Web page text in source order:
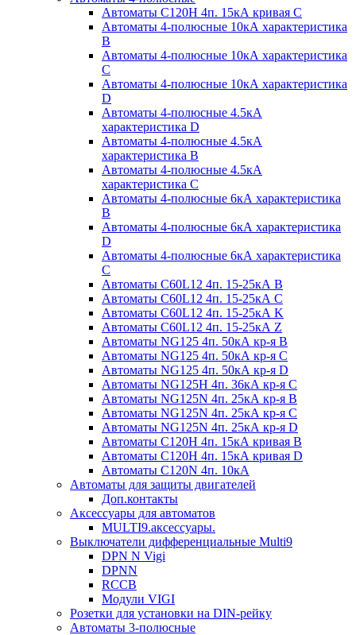
Автоматы С120H 4п. 15кА кривая C
Автоматы 4-полюсные 10кА характеристика
B
Автоматы 4-полюсные 10кА характеристика
C
Автоматы 4-полюсные 10кА характеристика
D
Автоматы 4-полюсные 4.5кА
характеристика D
Автоматы 4-полюсные 4.5кА
характеристика В
Автоматы 4-полюсные 4.5кА
характеристика С
Автоматы 4-полюсные 6кА характеристика
B
Автоматы 4-полюсные 6кА характеристика
D
Автоматы 4-полюсные 6кА характеристика
С
Автоматы C60L12 4п. 15-25кА B
Автоматы C60L12 4п. 15-25кА C
Автоматы C60L12 4п. 15-25кА K
Автоматы C60L12 4п. 15-25кА Z
Автоматы NG125 4п. 50кА кр-я B
Автоматы NG125 4п. 50кА кр-я C
Автоматы NG125 4п. 50кА кр-я D
Автоматы NG125H 4п. 36кА кр-я C
Автоматы NG125N 4п. 25кА кр-я B
Автоматы NG125N 4п. 25кА кр-я C
Автоматы NG125N 4п. 25кА кр-я D
Автоматы С120H 4п. 15кА кривая B
Автоматы С120H 4п. 15кА кривая D
Автоматы С120N 4п. 10кА
Автоматы для защиты двигателей
Доп.контакты
Аксессуары для автоматов
MULTI9.аксессуары.
Выключатели дифференциальные Multi9
DPN N Vigi
DPNN
RCCB
Модули VIGI
Розетки для установки на DIN-рейку
Автоматы 3-полюсные